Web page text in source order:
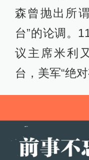
森曾抛出所
台”的论调。
议主席米利
台，美军“绝